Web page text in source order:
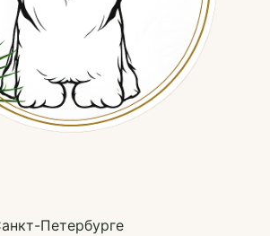
Петербурге